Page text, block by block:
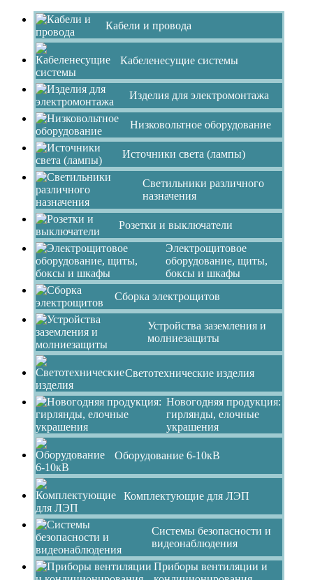
Кабели и провода
Кабеленесущие системы
Изделия для электромонтажа
Низковольтное оборудование
Источники света (лампы)
Светильники различного
назначения
Розетки и выключатели
Электрощитовое
оборудование, щиты,
боксы и шкафы
Сборка электрощитов
Устройства заземления и
молниезащиты
Светотехнические изделия
Новогодняя продукция:
гирлянды, елочные
украшения
Оборудование 6-10кВ
Комплектующие для ЛЭП
Системы безопасности и
видеонаблюдения
Приборы вентиляции и